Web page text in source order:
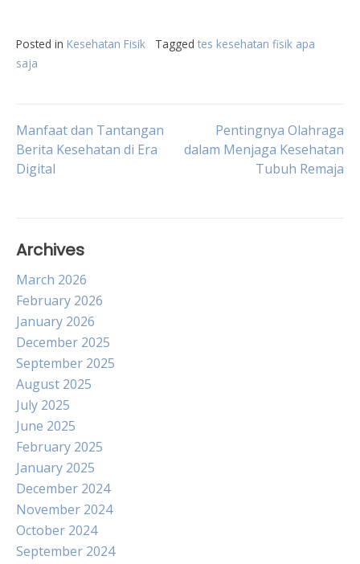
Posted in Kesehatan Fisik Tagged tes kesehatan fisik apa
saja
Post
navigation
Manfaat dan Tantangan
Berita Kesehatan di Era
Digital
Pentingnya Olahraga
dalam Menjaga Kesehatan
Tubuh Remaja
Archives
March 2026
February 2026
January 2026
December 2025
September 2025
August 2025
July 2025
June 2025
February 2025
January 2025
December 2024
November 2024
October 2024
September 2024